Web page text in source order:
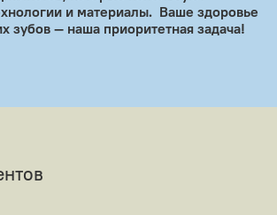
и материалы. Ваше здоровье
зубов — наша приоритетная задача!